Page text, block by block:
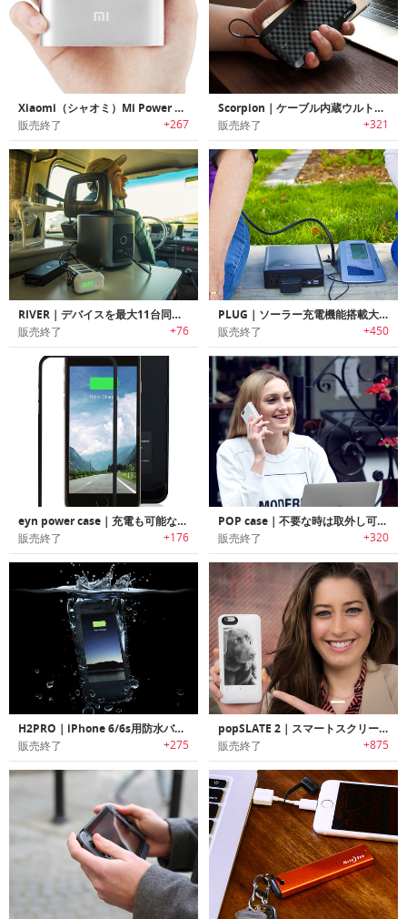
Xiaomi（シャオミ）Mi Power Bank｜10400mAhの大容量モバイルバッテリー「ミ・パワーバンク」
販売終了 +267
Scorpion｜ケーブル内蔵ウルトラスリムパワーバンク「スコーピオン」
販売終了 +321
RIVER｜デバイスを最大11台同時に充電可能なパワフルモバイルパワーステーション「リバー」
販売終了 +76
PLUG｜ソーラー充電機能搭載大容量バッテリーパック「プラグ」
販売終了 +450
eyn power case｜充電も可能なパワフルiPhone 6/6s専用ケース「エンパワーケース」
販売終了 +176
POP case｜不要な時は取外し可能なモジュール式バッテリーパック付きiPhoneケース「ポップケース」
販売終了 +320
H2PRO｜iPhone 6/6s用防水バッテリケース
販売終了 +275
popSLATE 2｜スマートスクリーン搭載iPhoneケース「ポップスレート2」
販売終了 +875